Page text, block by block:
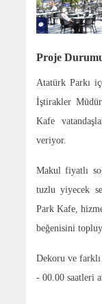
Proje
Atatürk Parkı
İştirakler
Kafe
veriyor.
Makul fiyatlı
tuzlu yiyecek
Park Kafe,
beğenisini
Dekoru ve
- 00.00 saatleri